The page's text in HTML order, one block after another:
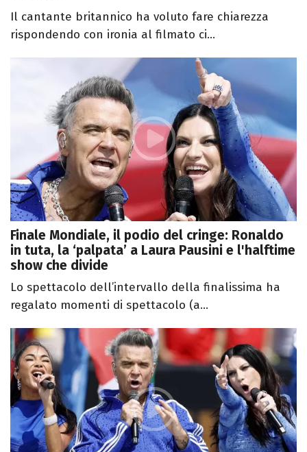
Il cantante britannico ha voluto fare chiarezza
rispondendo con ironia al filmato ci...
Finale Mondiale, il podio del cringe: Ronaldo
in tuta, la ‘palpata’ a Laura Pausini e l'halftime
show che divide
Lo spettacolo dell’intervallo della finalissima ha
regalato momenti di spettacolo (a...